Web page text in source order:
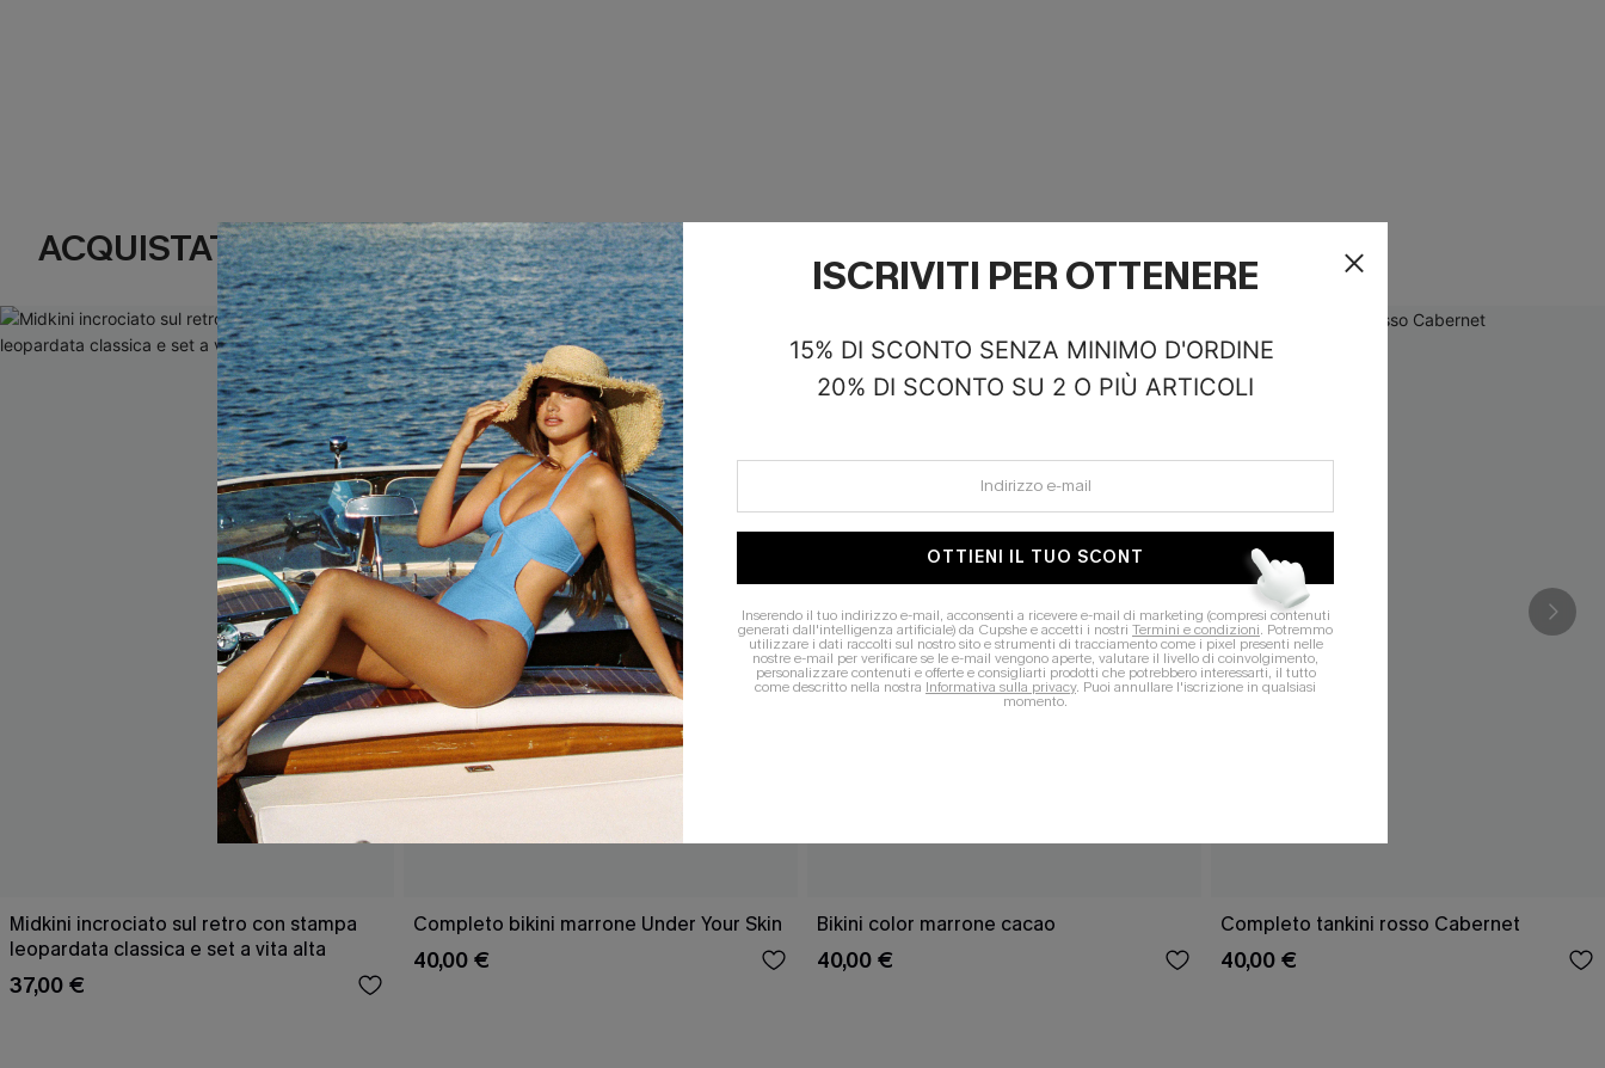
ACQUISTATI FREQUENTEMENTE INSIEME
Midkini incrociato sul retro con stampa
leopardata classica e set a vita alta
37,00 €
Completo bikini marrone Under Your Skin
40,00 €
Bikini color marrone cacao
40,00 €
Completo tankini rosso Cabernet
40,00 €
ISCRIVITI PER OTTENERE
15% DI SCONTO SENZA MINIMO D'ORDINE
20% DI SCONTO SU 2 O PIÙ ARTICOLI
OTTIENI IL TUO SCONT
Inserendo il tuo indirizzo e-mail, acconsenti a ricevere e-mail di marketing (compresi contenuti
generati dall'intelligenza artificiale) da Cupshe e accetti i nostri Termini e condizioni. Potremmo
utilizzare i dati raccolti sul nostro sito e strumenti di tracciamento come i pixel presenti nelle
nostre e-mail per verificare se le e-mail vengono aperte, valutare il livello di coinvolgimento,
personalizzare contenuti e offerte e consigliarti prodotti che potrebbero interessarti, il tutto
come descritto nella nostra Informativa sulla privacy. Puoi annullare l'iscrizione in qualsiasi
momento.